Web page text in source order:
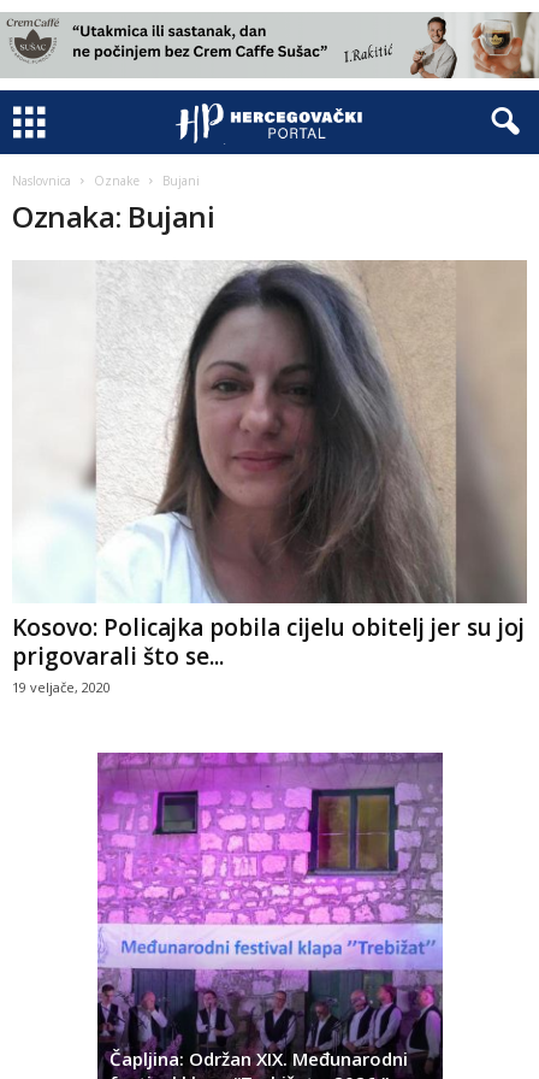
Naslovnica Oznake Bujani
Oznaka: Bujani
Kosovo: Policajka pobila cijelu obitelj jer su joj
prigovarali što se...
19 veljače, 2020
Čapljina: Održan XIX. Međunarodni